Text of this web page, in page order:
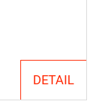
DETAIL